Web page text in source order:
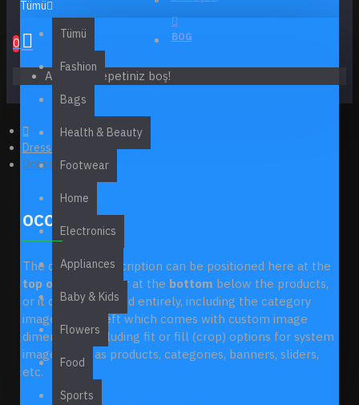
BOG
Tümü
Tümü
Fashion
Bags
Health & Beauty
Footwear
Home
Electronics
Appliances
Baby & Kids
Flowers
Food
Sports
0
Alışveriş sepetiniz boş!
Dresses
Occasion
OCCASION
The category description can be positioned here at the
top of the page
or at the bottom below the products,
or it can be disabled entirely, including the category
image on the left which comes with custom image
dimensions, including fit or fill (crop) options for system
images such as products, categories, banners, sliders,
etc.